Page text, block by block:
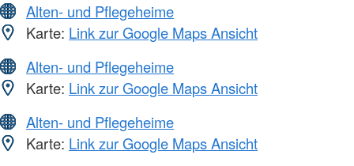
Alten- und Pflegeheime
Karte: Link zur Google Maps Ansicht
Alten- und Pflegeheime
Karte: Link zur Google Maps Ansicht
Alten- und Pflegeheime
Karte: Link zur Google Maps Ansicht